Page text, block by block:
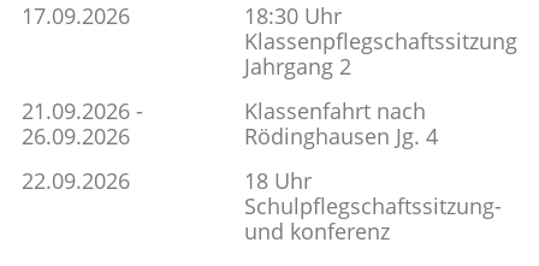
17.09.2026
18:30 Uhr
Klassenpflegschaftssitzung
Jahrgang 2
21.09.2026 -
26.09.2026
Klassenfahrt nach
Rödinghausen Jg. 4
22.09.2026
18 Uhr
Schulpflegschaftssitzung-
und konferenz